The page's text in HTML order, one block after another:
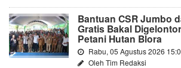
Bantuan CSR Jumbo
Gratis Bakal
Petani Hutan Blora
Rabu, 05 Agustus 2026
Oleh Tim Redaksi